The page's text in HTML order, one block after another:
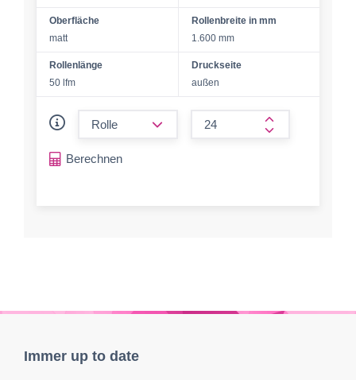
Oberfläche
matt
Rollenbreite in mm
1.600 mm
Rollenlänge
50 lfm
Druckseite
außen
form.increase-
Berechnen
Immer up to date